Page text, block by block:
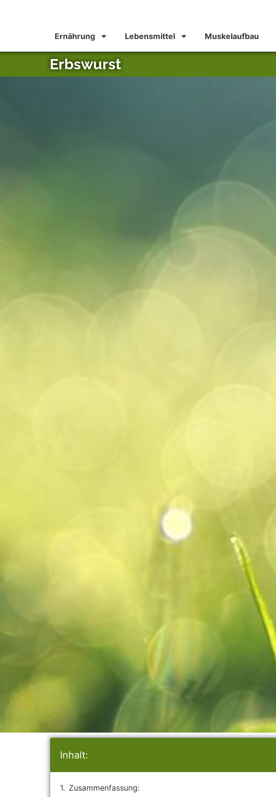
Ernährung Lebensmittel Muskelaufbau
Erbswurst
Inhalt:
Zusammenfassung: